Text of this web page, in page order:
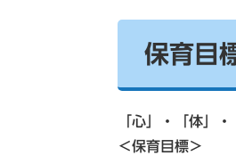
保育目
「心」・「体」
＜保育目標＞